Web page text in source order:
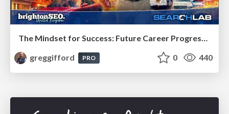
The Mindset for Success: Future Career Progression
greggifford
PRO 0 440